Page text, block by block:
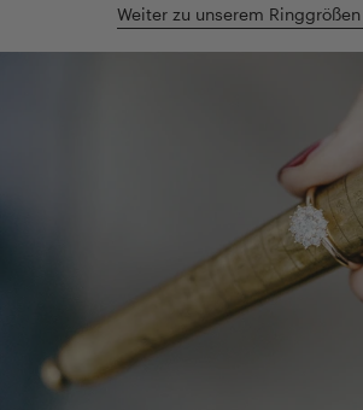
Weiter zu unserem